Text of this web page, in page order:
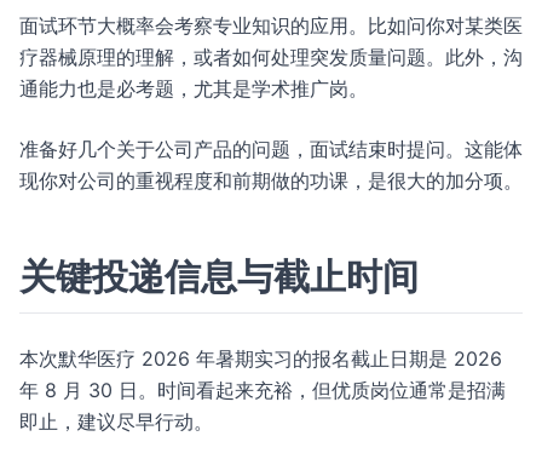
面试环节大概率会考察专业知识的应用。比如问你对某类医
疗器械原理的理解，或者如何处理突发质量问题。此外，沟
通能力也是必考题，尤其是学术推广岗。
准备好几个关于公司产品的问题，面试结束时提问。这能体
现你对公司的重视程度和前期做的功课，是很大的加分项。
关键投递信息与截止时间
本次默华医疗 2026 年暑期实习的报名截止日期是 2026
年 8 月 30 日。时间看起来充裕，但优质岗位通常是招满
即止，建议尽早行动。